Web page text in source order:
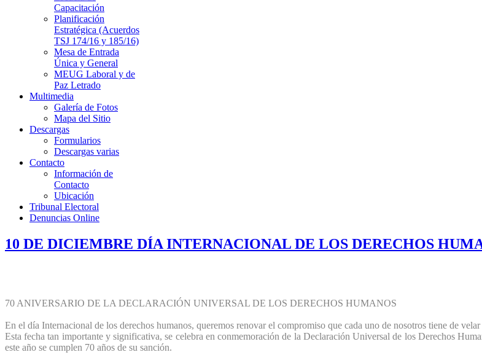
Capacitación
Planificación
Estratégica (Acuerdos
TSJ 174/16 y 185/16)
Mesa de Entrada
Única y General
MEUG Laboral y de
Paz Letrado
Multimedia
Galería de Fotos
Mapa del Sitio
Descargas
Formularios
Descargas varias
Contacto
Información de
Contacto
Ubicación
Tribunal Electoral
Denuncias Online
10 DE DICIEMBRE DÍA INTERNACIONAL DE LOS DERECHOS
70 ANIVERSARIO DE LA DECLARACIÓN UNIVERSAL DE LOS DERECHOS HUMANOS
En el día Internacional de los derechos humanos, queremos renovar el compromiso que cada uno de nosotros tiene de
Esta fecha tan importante y significativa, se celebra en conmemoración de la Declaración Universal de los Derechos
este año se cumplen 70 años de su sanción.